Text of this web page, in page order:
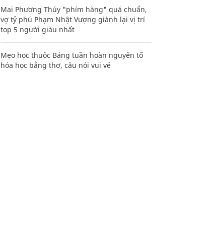
Mai Phương Thúy "phím hàng" quá chuẩn,
vợ tỷ phú Phạm Nhật Vượng giành lại vị trí
top 5 người giàu nhất
Mẹo học thuộc Bảng tuần hoàn nguyên tố
hóa học bằng thơ, câu nói vui vẻ